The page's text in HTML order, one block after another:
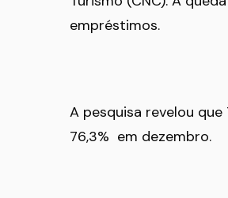
empréstimos.
A pesquisa revelou
76,3% em dezembro.